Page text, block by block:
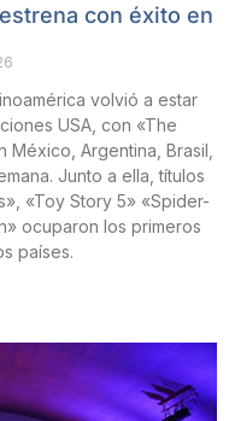
con éxito en
volvió a estar
USA, con «The
Argentina, Brasil,
Junto a ella, títulos
«Toy Story 5» «Spider-
ocuparon los primeros
países.